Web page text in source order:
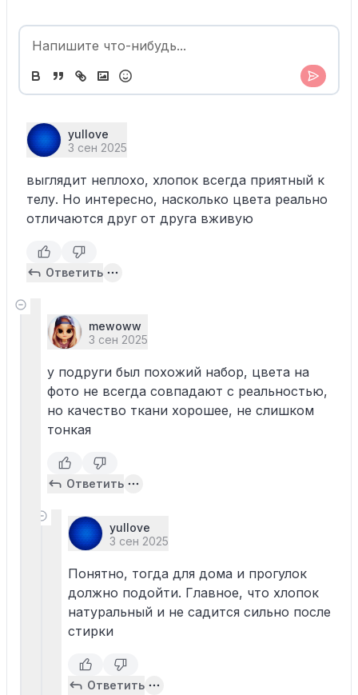
yullove
3 сен 2025
выглядит неплохо, хлопок всегда приятный к
телу. Но интересно, насколько цвета реально
отличаются друг от друга вживую
Ответить
mewoww
3 сен 2025
у подруги был похожий набор, цвета на
фото не всегда совпадают с реальностью,
но качество ткани хорошее, не слишком
тонкая
Ответить
yullove
3 сен 2025
Понятно, тогда для дома и прогулок
должно подойти. Главное, что хлопок
натуральный и не садится сильно после
стирки
Ответить